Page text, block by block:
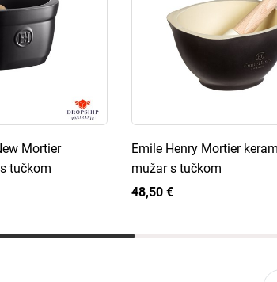
Mortier
tučkom
Emile Henry Mortier
mužar s tučkom
48,50 €